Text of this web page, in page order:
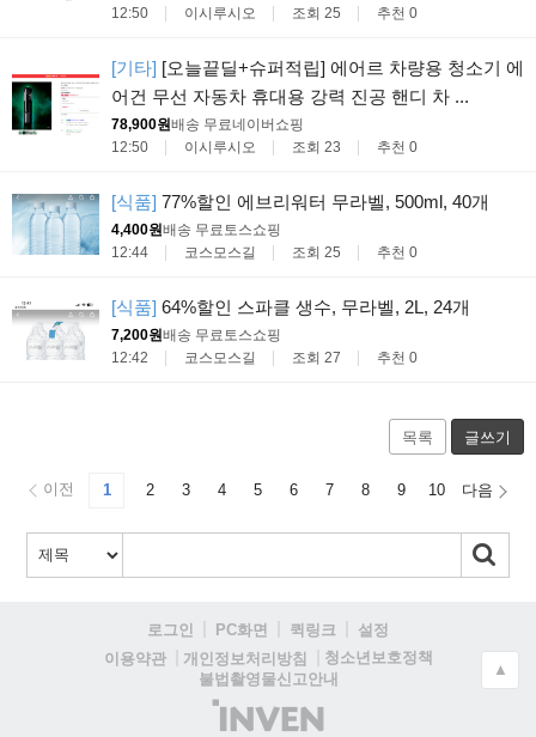
12:50
이시루시오 조회 25 추천 0
[기타] [오늘끝딜+슈퍼적립] 에어르 차량용 청소기 에
어건 무선 자동차 휴대용 강력 진공 핸디 차 ...
78,900원배송 무료네이버쇼핑
12:50
이시루시오 조회 23 추천 0
[식품] 77%할인 에브리워터 무라벨, 500ml, 40개
4,400원배송 무료 토스쇼핑
12:44
코스모스길 조회 25 추천 0
[식품] 64%할인 스파클 생수, 무라벨, 2L, 24개
7,200원배송 무료 토스쇼핑
12:42
코스모스길 조회 27 추천 0
목록 글쓰기
이전 1 2 3 4 5 6 7 8 9 10 다음
로그인 PC화면 퀵링크
설정
이용약관
개인정보처리방침
청소년보호정책
불법촬영물신고안내
(주)
인
▲